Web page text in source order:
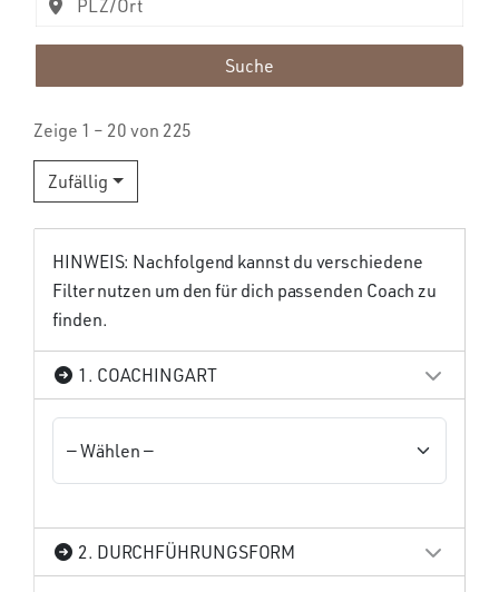
Suche
Zeige 1 – 20 von 225
Zufällig
HINWEIS: Nachfolgend kannst du verschiedene
Filter nutzen um den für dich passenden Coach zu
finden.
1. COACHINGART
2. DURCHFÜHRUNGSFORM